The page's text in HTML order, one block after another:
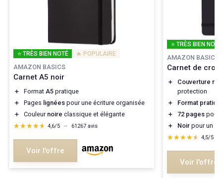
⭐ TRÈS BIEN NOTÉ 🔥 POPULAIRE
AMAZON BASICS
Carnet A5 noir
＋ Format A5 pratique
＋
Pages lignées pour une écriture organisée
＋
Couleur noire classique et élégante
★★★★★
★★★★★ 4,6/5 — 61267 avis
Voir l'offre
⭐ TRÈS BIEN NOTÉ
AMAZON BASICS
Carnet de
＋
Couverture
protection
＋
Format
＋
72 pages pour
＋
Noir pour un
★★★★★
★★★★★ 4,5/5
Voir l'offre